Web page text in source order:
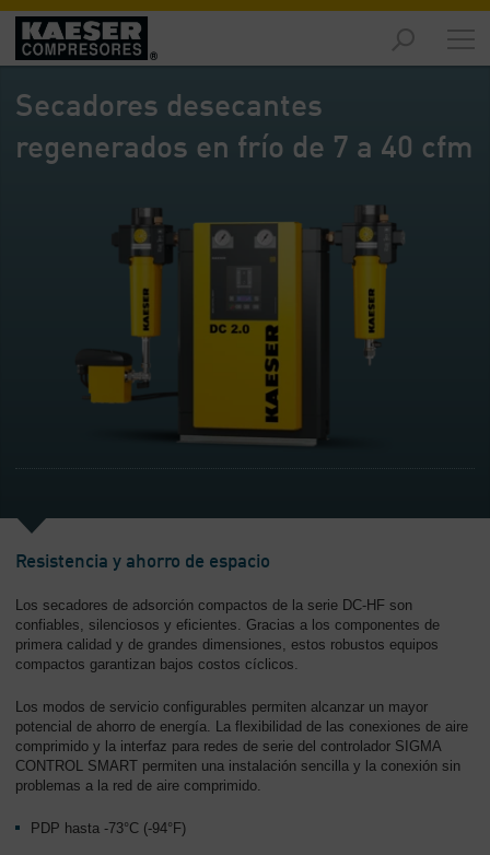
Productos
y
soluciones
Contenido
comprimido
Contenido
Contenido
Secadores desecantes
regenerados en frío de 7 a 40 cfm
Resistencia y ahorro de espacio
Los secadores de adsorción compactos de la serie DC-HF son
confiables, silenciosos y eficientes. Gracias a los componentes de
primera calidad y de grandes dimensiones, estos robustos equipos
compactos garantizan bajos costos cíclicos.
Los modos de servicio configurables permiten alcanzar un mayor
potencial de ahorro de energía. La flexibilidad de las conexiones de aire
comprimido y la interfaz para redes de serie del controlador SIGMA
CONTROL SMART permiten una instalación sencilla y la conexión sin
problemas a la red de aire comprimido.
PDP hasta -73°C (-94°F)